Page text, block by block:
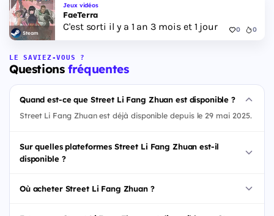
Steam
Jeux vidéos
FaeTerra
C'est sorti il y a 1 an 3 mois et 1 jour 0 0
LE SAVIEZ-VOUS ?
Questionsfréquentes
Quand est-ce que Street Li Fang Zhuan est disponible ?
Street Li Fang Zhuan est déjà disponible depuis le 29 mai 2025.
Sur quelles plateformes Street Li Fang Zhuan est-il
disponible ?
Où acheter Street Li Fang Zhuan ?